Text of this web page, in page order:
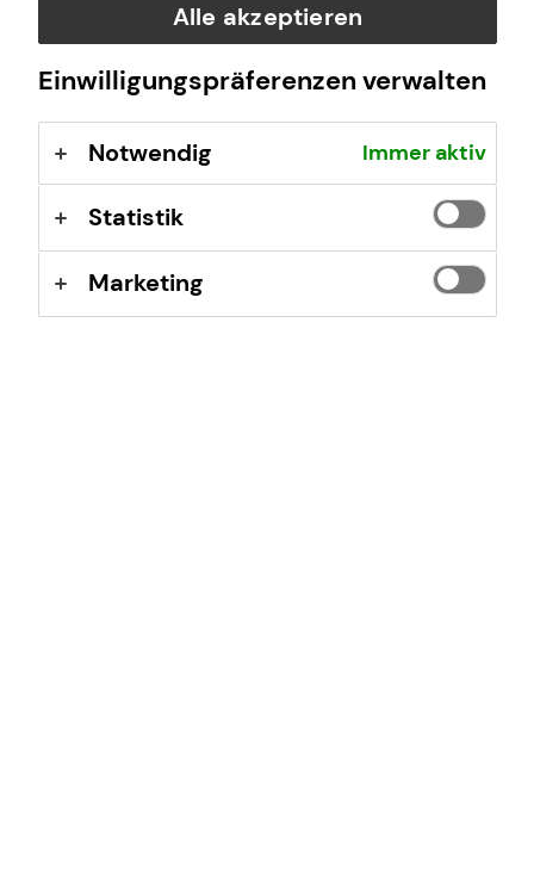
Aufsichtsbehörde:
IHK Südlicher Oberrhein Freiburg
Schnewlinstraße 11-13
79098 Freiburg
Registrierungsnummer: D-F-126-FR5C-59
Berufsbezeichnung: Finanzanlagenvermittler nach § 34f
Abs. 1 Satz 1 Nr. 1 GewO Bundesrepublik Deutschland
Berufsrechtliche Regelungen: § 34 f Gewerbeordnung
Alle akzeptieren
Einwilligungspräferenzen verwalten
Notwendig Immer aktiv
Statistik
Marketing